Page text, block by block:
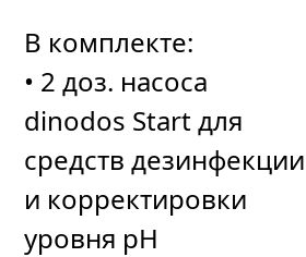
В комплекте:
• 2 доз. насоса
dinodos Start для
средств дезинфекции
и корректировки
уровня pH